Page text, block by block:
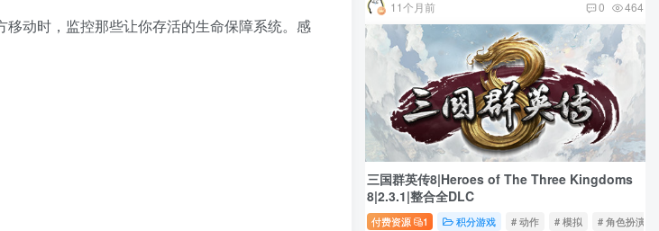
动时，监控那些让你存活的生命保障系统。感
11个月前 0 464
三国群英传8|Heroes of The Three Kingdoms
8|2.3.1|整合全DLC
付费资源 1 积分游戏 # 动作 # 模拟 # 角色扮演